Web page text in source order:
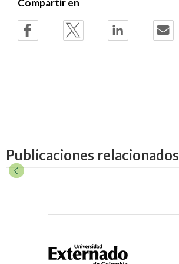
Compartir en
Publicaciones relacionados